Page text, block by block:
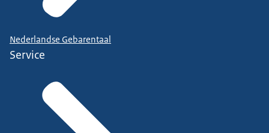
Nederlandse Gebarentaal
Service